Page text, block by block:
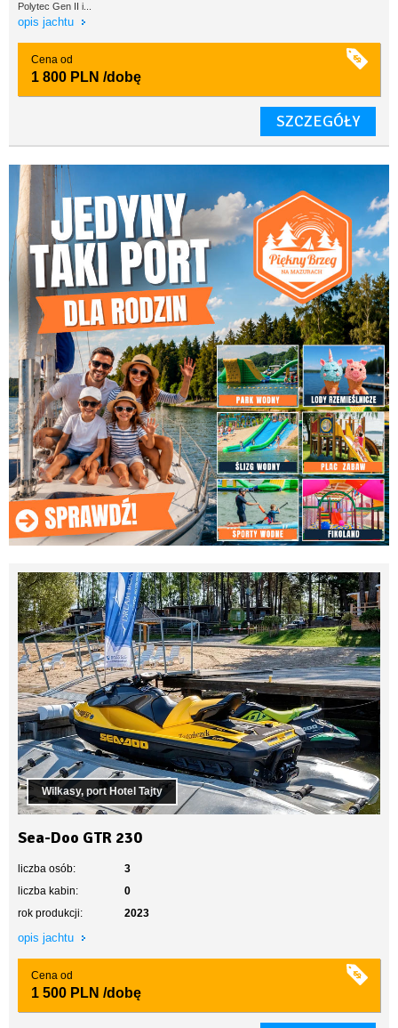
Polytec Gen II i...
opis jachtu
Cena od
1 800 PLN /dobę
SZCZEGÓŁY
Wilkasy, port Hotel Tajty
Sea-Doo GTR 230
liczba osób:
3
liczba kabin:
0
rok produkcji:
2023
opis jachtu
Cena od
1 500 PLN /dobę